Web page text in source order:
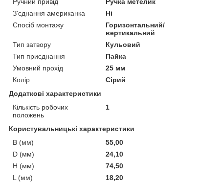
З'єднання американка
Ні
Спосіб монтажу
Горизонтальний/
вертикальний
Тип затвору
Кульовий
Тип приєднання
Пайка
Умовний прохід
25 мм
Колір
Сірий
Додаткові характеристики
Кількість робочих
положень
1
Користувальницькі характеристики
B (мм)
55,00
D (мм)
24,10
H (мм)
74,50
L (мм)
18,20